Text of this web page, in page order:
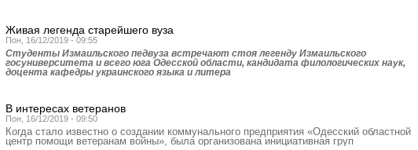
Живая легенда старейшего вуза
Пон, 16/12/2019 - 09:55
Студенты Измаильского педвуза встречают стоя легенду Измаильского
госуниверситета и всего юга Одесской области, кандидата филологических наук,
доцента кафедры украинского языка и литера
В интересах ветеранов
Пон, 16/12/2019 - 09:50
Когда стало известно о создании коммунального предприятия «Одесский областной
центр помощи ветеранам войны», была организована инициативная груп